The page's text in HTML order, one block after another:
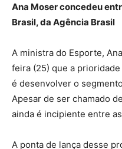
Ana Moser concedeu
Brasil, da Agência Brasil
A ministra do Esporte,
feira (25) que a
é desenvolver o
Apesar de ser chamado
ainda é incipiente entre
A ponta de lança desse